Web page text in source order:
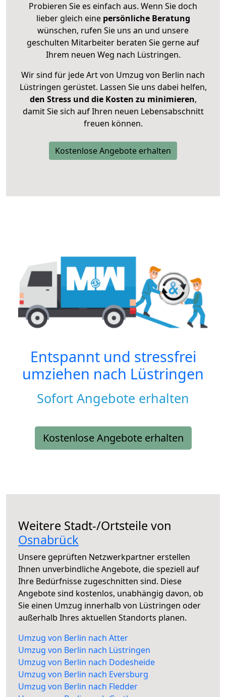
Probieren Sie es einfach aus. Wenn Sie doch
lieber gleich eine persönliche Beratung
wünschen, rufen Sie uns an und unsere
geschulten Mitarbeiter beraten Sie gerne auf
Ihrem neuen Weg nach Lüstringen.
Wir sind für jede Art von Umzug von Berlin nach
Lüstringen gerüstet. Lassen Sie uns dabei helfen,
den Stress und die Kosten zu minimieren,
damit Sie sich auf Ihren neuen Lebensabschnitt
freuen können.
Kostenlose Angebote erhalten
Entspannt und stressfrei
umziehen nach Lüstringen
Sofort Angebote erhalten
Kostenlose Angebote erhalten
Weitere Stadt-/Ortsteile von
Osnabrück
Unsere geprüften Netzwerkpartner erstellen
Ihnen unverbindliche Angebote, die speziell auf
Ihre Bedürfnisse zugeschnitten sind. Diese
Angebote sind kostenlos, unabhängig davon, ob
Sie einen Umzug innerhalb von Lüstringen oder
außerhalb Ihres aktuellen Standorts planen.
Umzug von Berlin nach Atter
Umzug von Berlin nach Lüstringen
Umzug von Berlin nach Dodesheide
Umzug von Berlin nach Eversburg
Umzug von Berlin nach Fledder